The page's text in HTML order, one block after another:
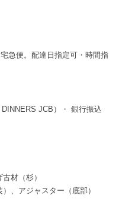
急便。配達日指定可・時間指
JCB）・ 銀行振込
材（杉）
、アジャスター（底部）